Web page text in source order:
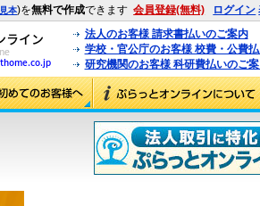
見本)を無料で作成できます 会員登録(無料) ログイン
法人のお客様 請求書払いのご案内
学校・官公庁のお客様 校費・公費
研究機関のお客様 科研費払いのご